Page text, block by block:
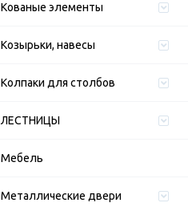
Кованые элементы
Козырьки, навесы
Колпаки для столбов
ЛЕСТНИЦЫ
Мебель
Металлические двери